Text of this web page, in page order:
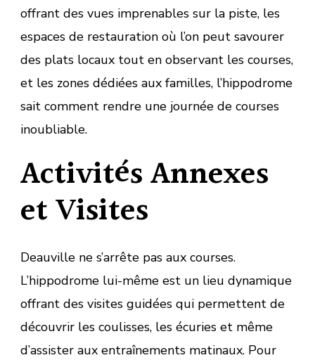
offrant des vues imprenables sur la piste, les
espaces de restauration où l’on peut savourer
des plats locaux tout en observant les courses,
et les zones dédiées aux familles, l’hippodrome
sait comment rendre une journée de courses
inoubliable.
Activités Annexes
et Visites
Deauville ne s’arrête pas aux courses.
L’hippodrome lui-même est un lieu dynamique
offrant des visites guidées qui permettent de
découvrir les coulisses, les écuries et même
d’assister aux entraînements matinaux. Pour